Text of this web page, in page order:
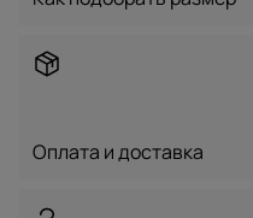
Оплата и доставка